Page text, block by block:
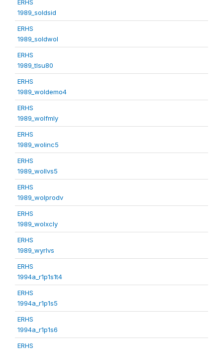
ERHS
1989_soldsid
ERHS
1989_soldwol
ERHS
1989_tlsu80
ERHS
1989_woldemo4
ERHS
1989_wolfmly
ERHS
1989_wolinc5
ERHS
1989_wollvs5
ERHS
1989_wolprodv
ERHS
1989_wolxcly
ERHS
1989_wyrlvs
ERHS
1994a_r1p1s1t4
ERHS
1994a_r1p1s5
ERHS
1994a_r1p1s6
ERHS